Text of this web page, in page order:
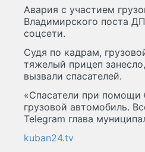
Авария с участием
Владимирского поста
соцсети.
Судя по кадрам,
тяжелый прицеп
вызвали спасателей.
«Спасатели при помощи
грузовой автомобиль.
Telegram глава
kuban24.tv